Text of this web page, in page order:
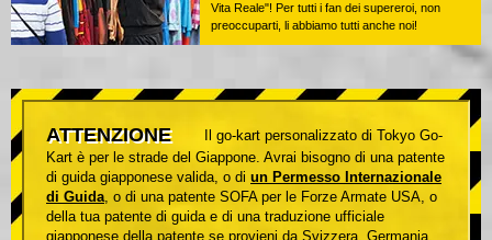
Vita Reale"! Per tutti i fan dei supereroi, non
preoccuparti, li abbiamo tutti anche noi!
ATTENZIONE
Il go-kart personalizzato di Tokyo Go-
Kart è per le strade del Giappone. Avrai bisogno di una patente
di guida giapponese valida, o di un Permesso Internazionale
di Guida, o di una patente SOFA per le Forze Armate USA, o
della tua patente di guida e di una traduzione ufficiale